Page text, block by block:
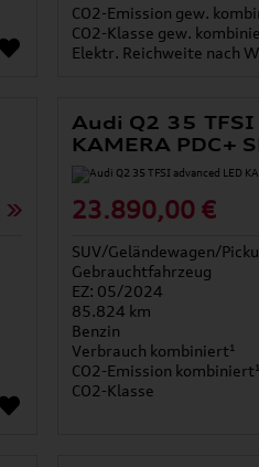
CO2-Klasse gew.
Audi Q2 35 TFSI
KAMERA PDC+
23.890,00 €
SUV/Geländewagen/
Gebrauchtfahrzeug
EZ: 05/2024
85.824 km
Benzin
Verbrauch kombiniert¹
CO2-Emission kombiniert¹
CO2-Klasse